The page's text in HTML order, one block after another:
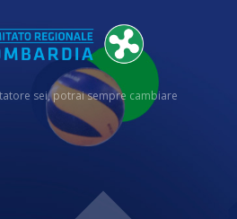
sei, potrai sempre cambiare